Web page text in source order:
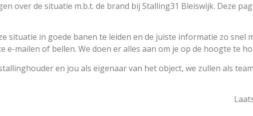
over de situatie m.b.t. de brand bij Stalling31 Bleiswijk. Deze
situatie in goede banen te leiden en de juiste informatie zo snel
e-mailen of bellen. We doen er alles aan om je op de hoogte te
en jou als eigenaar van het object, we zullen als